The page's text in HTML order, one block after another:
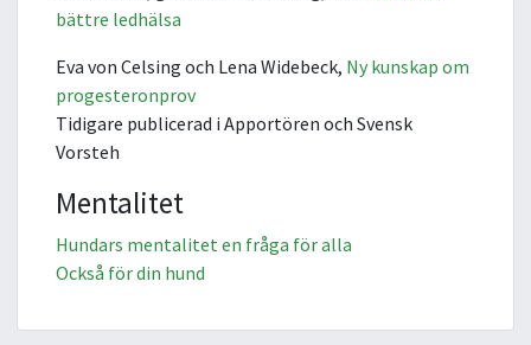
bättre ledhälsa
Eva von Celsing och Lena Widebeck, Ny kunskap om
progesteronprov
Tidigare publicerad i Apportören och Svensk
Vorsteh
Mentalitet
Hundars mentalitet en fråga för alla
Också för din hund